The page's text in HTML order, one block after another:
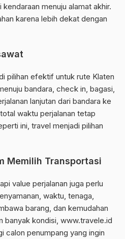
menuju alamat akhir.
karena lebih dekat dengan
pilihan efektif untuk rute Klaten
bandara, check in, bagasi,
lanjutan dari bandara ke
waktu perjalanan tetap
ini, travel menjadi pilihan
Memilih Transportasi
value perjalanan juga perlu
waktu, tenaga,
barang, dan kemudahan
banyak kondisi, www.travele.id
calon penumpang yang ingin